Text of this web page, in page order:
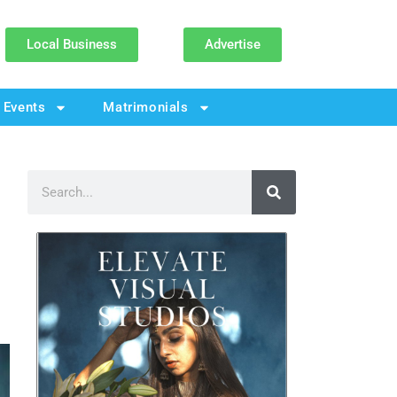
Local Business Advertise
Events Matrimonials